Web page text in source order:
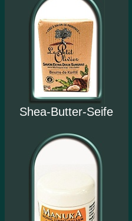
Shea-Butter-Seife